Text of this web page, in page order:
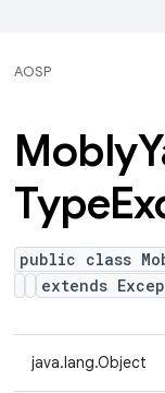
AOSP
Mobly
Type
public class
extends
java.lang.Object